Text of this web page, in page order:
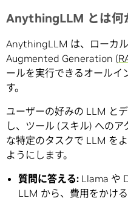
AnythingLLM とは何
AnythingLLM は、ローカ
Augmented Generation (
ールを実行できるオールイ
す。
ユーザーの好みの LLM と
し、ツール (スキル) への
な特定のタスクで LLM を
ようにします。
質問に答える: Llama や
LLM から、費用をかけ